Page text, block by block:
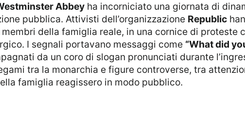
Abbeyha incorniciato una giornata di
pubblica. Attivisti dell’organizzazione Republic
della famiglia reale, in una cornice di proteste
I segnali portavano messaggi come “What did
da un coro di slogan pronunciati durante
tra la monarchia e figure controverse, tra
famiglia reagissero in modo pubblico.